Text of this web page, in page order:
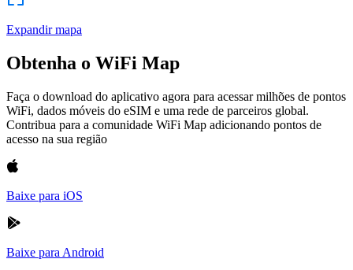
Expandir mapa
Obtenha o WiFi Map
Faça o download do aplicativo agora para acessar milhões de pontos
WiFi, dados móveis do eSIM e uma rede de parceiros global.
Contribua para a comunidade WiFi Map adicionando pontos de
acesso na sua região
Baixe para iOS
Baixe para Android